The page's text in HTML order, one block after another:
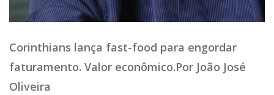
Corinthians lança fast-food para engordar
faturamento. Valor econômico.Por João José
Oliveira